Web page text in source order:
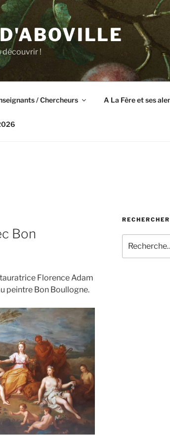
découvrir !
/ Chercheurs A La Fère et ses
Bon
Florence Adam
peintre Bon Boullogne.
RECHERCHER
pour
: